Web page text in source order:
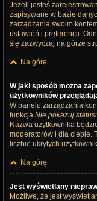
Jeżeli jesteś
zapisywane w bazie
zarządzania swoim
ustawień i preferencji.
się zazwyczaj na górze
Na górę
W jaki sposób można
użytkowników
W panelu zarządzania
funkcja Nie pokazuj
Nazwa użytkownika
moderatorów i dla ciebie.
liczbie ukrytych
Na górę
Jest wyświetlany
Możliwe, że jest